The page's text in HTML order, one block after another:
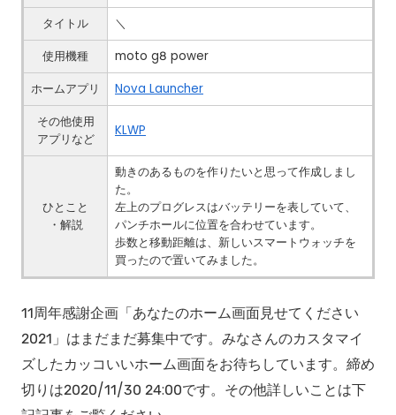
タイトル
＼
使用機種
moto g8 power
ホームアプリ
Nova Launcher
その他使用
アプリなど
KLWP
ひとこと
・解説
動きのあるものを作りたいと思って作成しまし
た。
左上のプログレスはバッテリーを表していて、
パンチホールに位置を合わせています。
歩数と移動距離は、新しいスマートウォッチを
買ったので置いてみました。
11周年感謝企画「あなたのホーム画面見せてください
2021」はまだまだ募集中です。みなさんのカスタマイ
ズしたカッコいいホーム画面をお待ちしています。締め
切りは2020/11/30 24:00です。その他詳しいことは下